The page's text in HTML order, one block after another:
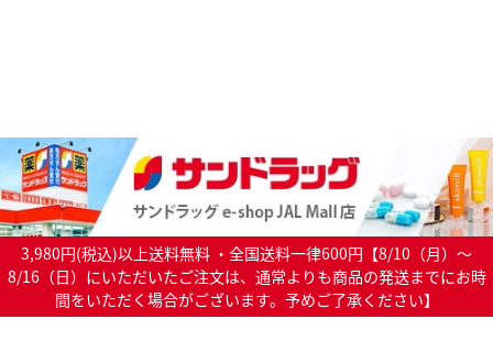
3,980円(税込)以上送料無料 ・全国送料一律600円【8/10（月）～
8/16（日）にいただいたご注文は、通常よりも商品の発送までにお時
間をいただく場合がございます。予めご了承ください】